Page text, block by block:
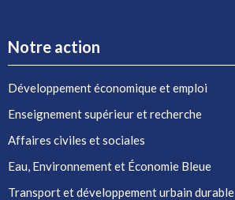
Notre action
Développement économique et emploi
Enseignement supérieur et recherche
Affaires civiles et sociales
Eau, Environnement et Économie Bleue
Transport et développement urbain durable